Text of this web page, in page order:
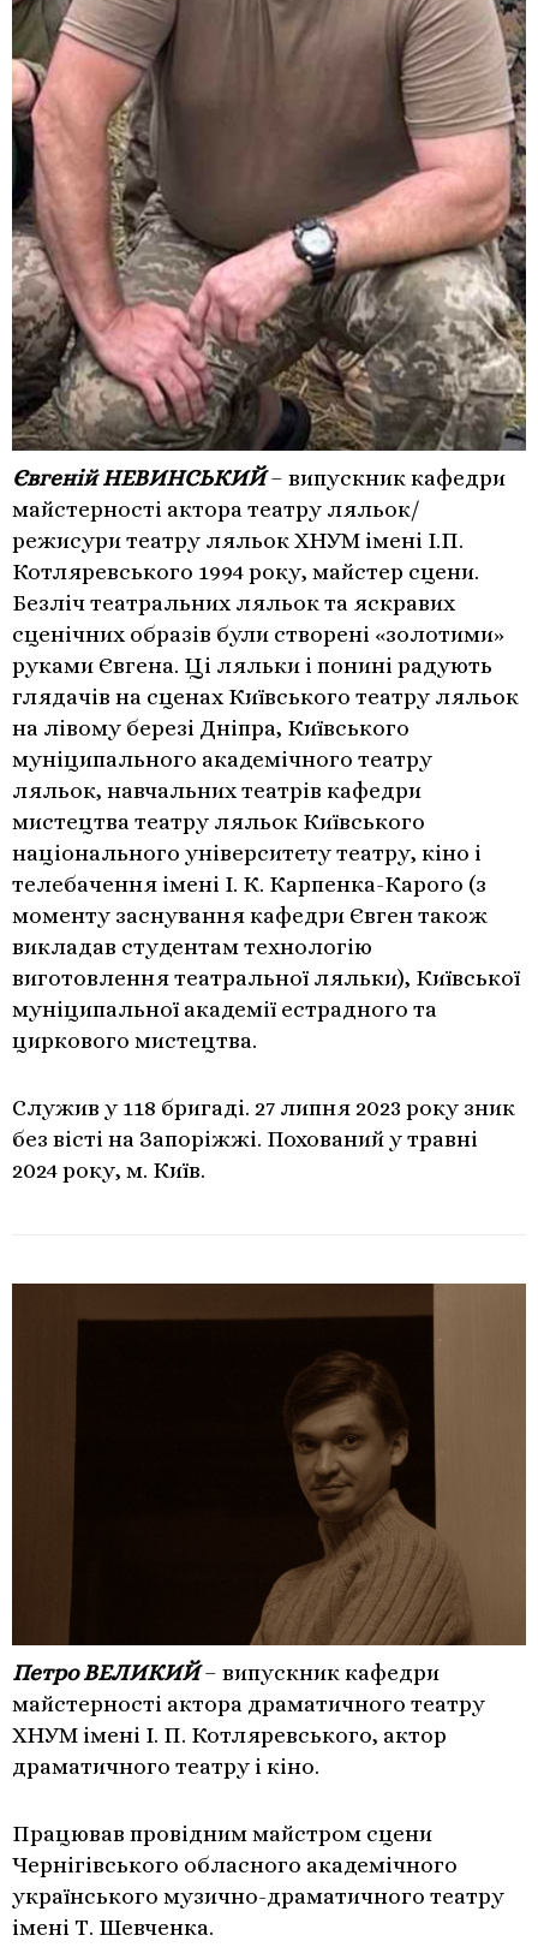
Євгеній НЕВИНСЬКИЙ– випускник кафедри
майстерності актора театру ляльок/
режисури театру ляльок ХНУМ імені І.П.
Котляревського 1994 року, майстер сцени.
Безліч театральних ляльок та яскравих
сценічних образів були створені «золотими»
руками Євгена. Ці ляльки і понині радують
глядачів на сценах Київського театру ляльок
на лівому березі Дніпра, Київського
муніципального академічного театру
ляльок, навчальних театрів кафедри
мистецтва театру ляльок Київського
національного університету театру, кіно і
телебачення імені І. К. Карпенка-Карого (з
моменту заснування кафедри Євген також
викладав студентам технологію
виготовлення театральної ляльки), Київської
муніципальної академії естрадного та
циркового мистецтва.
Служив у 118 бригаді. 27 липня 2023 року зник
без вісті на Запоріжжі. Похований у травні
2024 року, м. Київ.
Петро ВЕЛИКИЙ– випускник кафедри
майстерності актора драматичного театру
ХНУМ імені І. П. Котляревського, актор
драматичного театру і кіно.
Працював провідним майстром сцени
Чернігівського обласного академічного
українського музично-драматичного театру
імені Т. Шевченка.